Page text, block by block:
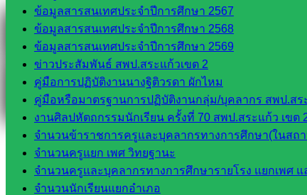
ข้อมูลสารสนเทศประจำปีการศึกษา 2567
ข้อมูลสารสนเทศประจำปีการศึกษา 2568
ข้อมูลสารสนเทศประจำปีการศึกษา 2569
ข่าวประสัมพันธ์ สพป.สระแก้วเขต 2
คู่มือการปฏิบัติงานนางฐิติวรดา ผักไหม
คู่มือหรือมาตรฐานการปฏิบัติงานกลุ่ม/บุคลากร สพป.สร
งานศิลปหัตถกรรมนักเรียน ครั้งที่ 70 สพป.สระแก้ว เขต
จำนวนข้าราชการครูและบุคลากรทางการศึกษา(ในสถ
จำนวนครูแยก เพศ วิทยฐานะ
จำนวนครูและบุคลากรทางการศึกษารายโรง แยกเพศ
จำนวนนักเรียนแยกอำเภอ